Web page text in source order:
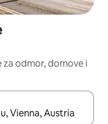
odmor, domove i
se krećete kroz njih